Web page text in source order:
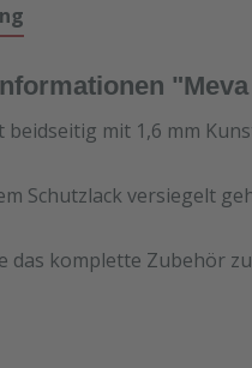
beidseitig mit 1,6 mm
Schutzlack versiegelt
das komplette Zubehör